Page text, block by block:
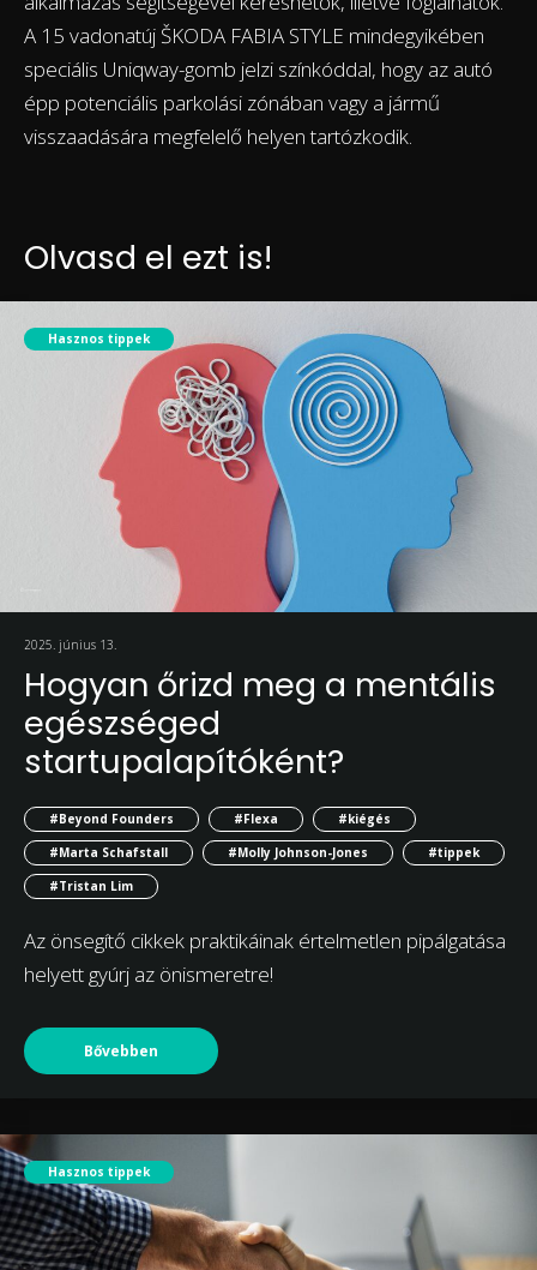
A 15 vadonatúj ŠKODA FABIA STYLE mindegyikében
speciális Uniqway-gomb jelzi színkóddal, hogy az autó
épp potenciális parkolási zónában vagy a jármű
visszaadására megfelelő helyen tartózkodik.
Olvasd el ezt is!
Hasznos tippek
2025. június 13.
Hogyan őrizd meg a mentális
egészséged
startupalapítóként?
#Beyond Founders #Flexa
#kiégés
#Marta Schafstall
#Molly Johnson-Jones
#tippek
#Tristan Lim
Az önsegítő cikkek praktikáinak értelmetlen pipálgatása
helyett gyúrj az önismeretre!
Bővebben
Hasznos tippek